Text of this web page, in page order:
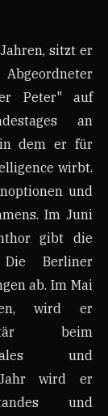
sitzt er
Peter" auf
an
in dem er für
wirbt.
und
Im Juni
gibt die
Berliner
ab. Im Mai
wird er
beim
und
Jahr wird er
und